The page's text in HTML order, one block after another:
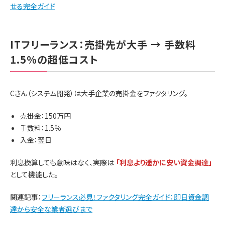
せる完全ガイド
ITフリーランス：売掛先が大手 → 手数料
1.5％の超低コスト
Cさん（システム開発）は大手企業の売掛金をファクタリング。
売掛金：150万円
手数料：1.5％
入金：翌日
利息換算しても意味はなく、実際は 「利息より遥かに安い資金調達」
として機能した。
関連記事： フリーランス必見！ファクタリング完全ガイド：即日資金調
達から安全な業者選びまで